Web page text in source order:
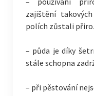
zajištění
polích zůstali
– půda je díky
stále schopna
– při pěstování